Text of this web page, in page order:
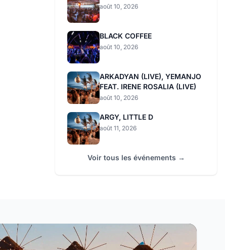
août 10, 2026
BLACK COFFEE
août 10, 2026
ARKADYAN (LIVE), YEMANJO
FEAT. IRENE ROSALIA (LIVE)
août 10, 2026
ARGY, LITTLE D
août 11, 2026
Voir tous les événements →